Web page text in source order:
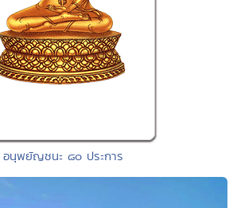
อนุพยัญชนะ ๘๐ ประการ